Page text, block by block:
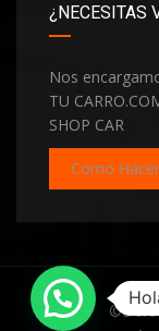
¿NECESITAS
Nos
TU
SHOP CAR
Como